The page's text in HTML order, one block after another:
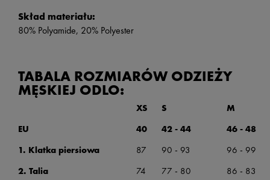
Skład materiału:
80% Polyamide, 20% Polyester
TABALA ROZMIARÓW ODZIEŻY
MĘSKIEJ ODLO:
XS S
M
EU
40 42 - 44
46 - 48
1. Klatka piersiowa
87 90 - 93
96 - 99
2. Talia
74 77 - 80
86 - 83